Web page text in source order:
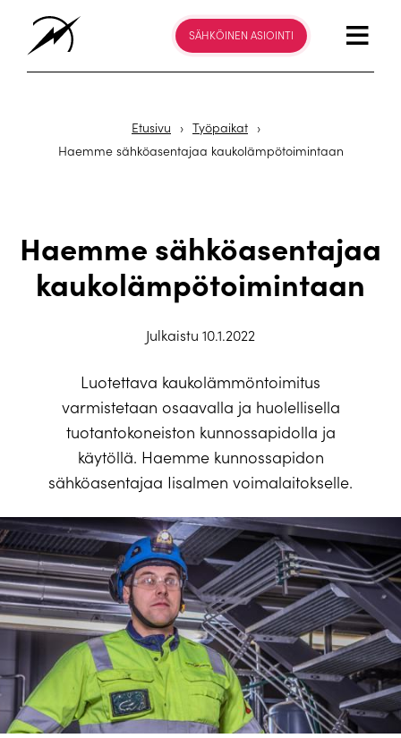
SÄHKÖINEN ASIOINTI
Etusivu › Työpaikat ›
Haemme sähköasentajaa kaukolämpötoimintaan
Haemme sähköasentajaa
kaukolämpötoimintaan
Julkaistu 10.1.2022
Luotettava kaukolämmöntoimitus
varmistetaan osaavalla ja huolellisella
tuotantokoneiston kunnossapidolla ja
käytöllä. Haemme kunnossapidon
sähköasentajaa Iisalmen voimalaitokselle.